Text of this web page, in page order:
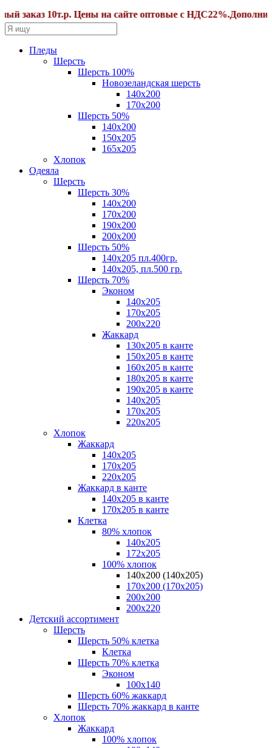
10т.р. Цены на сайте оптовые с
Пледы
Шерсть
Шерсть 100%
Новозеландская шерсть
140х200
170x200
Шерсть 50%
140x200
150х205
165х205
Хлопок
Одеяла
Шерсть
Шерсть 30%
140х200
170х200
190х200
200х200
Шерсть 50%
140х205 пл.400гр.
140х205, пл.500 гр.
Шерсть 70%
Эконом
140х205
170х205
200х220
Жаккард
130х205 в канте
150х205 в канте
160х205 в канте
180х205 в канте
190х205 в канте
140х205
170х205
220х205
Хлопок
Жаккард
140x205
170х205
220х205
Жаккард в канте
140х205 в канте
170х205 в канте
Клетка
80% хлопок
140x205
172х205
100% хлопок
140x200 (140х205)
170x200 (170х205)
200х200
200х220
Детский ассортимент
Шерсть
Шерсть 50% клетка
Клетка
Шерсть 70% клетка
Эконом
100x140
Шерсть 60% жаккард
Шерсть 70% жаккард в канте
Хлопок
Жаккард
100% хлопок